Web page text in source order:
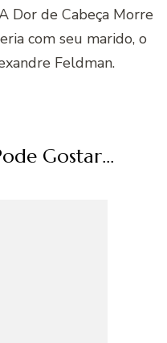
Dor de Cabeça Morre
com seu marido, o
Feldman.
Gostar...